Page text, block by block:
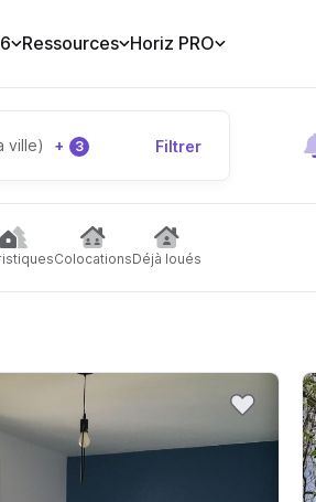
Ressources Horiz PRO
ville) + 3 Filtrer
ColocationsDéjà loués